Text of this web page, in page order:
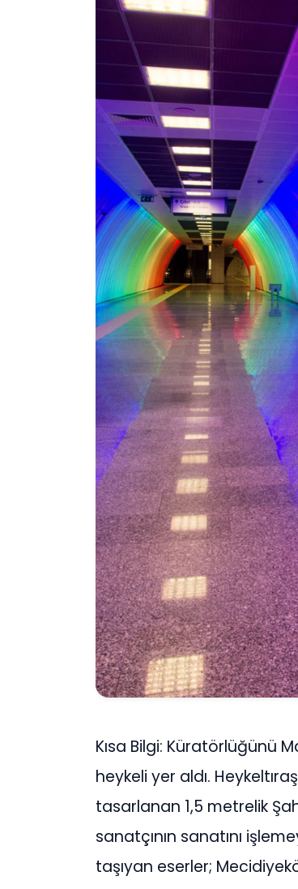
Kısa Bilgi: Küratörlüğünü
heykeli yer aldı.
tasarlanan 1,5 metrelik
sanatçının sanatını
taşıyan eserler;